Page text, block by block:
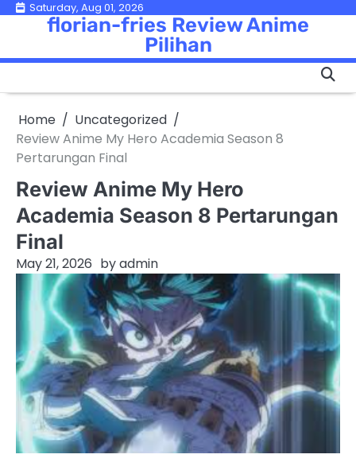
Skip Saturday, Aug 01, 2026
florian-fries Review Anime
Pilihan
Home
Uncategorized
Review Anime My Hero Academia Season 8
Pertarungan Final
Review Anime My Hero
Academia Season 8 Pertarungan
Final
May 21, 2026 byadmin